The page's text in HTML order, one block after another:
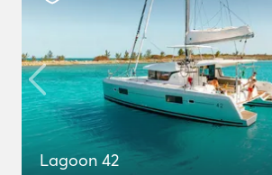
Lagoon 42